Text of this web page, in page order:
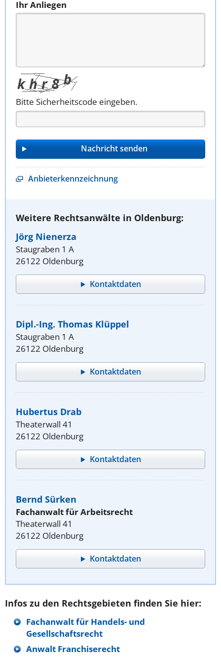
Ihr Anliegen
Bitte Sicherheitscode eingeben.
Anbieterkennzeichnung
Weitere Rechtsanwälte in Oldenburg:
Jörg Nienerza
Staugraben 1 A
26122 Oldenburg
Kontaktdaten
Dipl.-Ing. Thomas Klüppel
Staugraben 1 A
26122 Oldenburg
Kontaktdaten
Hubertus Drab
Theaterwall 41
26122 Oldenburg
Kontaktdaten
Bernd Sürken
Fachanwalt für Arbeitsrecht
Theaterwall 41
26122 Oldenburg
Kontaktdaten
Infos zu den Rechtsgebieten finden Sie hier:
Fachanwalt für Handels- und
Gesellschaftsrecht
Anwalt Franchiserecht